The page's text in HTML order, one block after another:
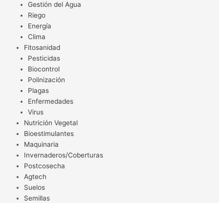
Gestión del Agua
Riego
Energía
Clima
Fitosanidad
Pesticidas
Biocontrol
Polinización
Plagas
Enfermedades
Virus
Nutrición Vegetal
Bioestimulantes
Maquinaria
Invernaderos/Coberturas
Postcosecha
Agtech
Suelos
Semillas